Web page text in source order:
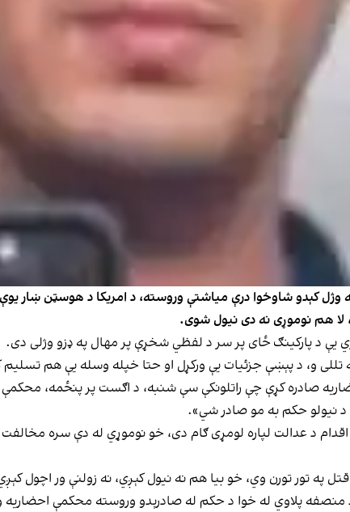
لا هم نوموړی نه دی نیول شوی.
یې د پارکینګ ځای پر سر د لفظي شخړې پر مهال په ډزو وژلی دی.
و، د پېښې جزئیات یې ورکړل او حتا خپله وسله یې هم
صادره کړې چې راتلونکې سې شنبه، د اګست پر پنځمه،
نیولو حکم به مو صادر شي».
د عدالت لپاره لومړی ګام دی، خو نوموړي له دې سره
په تور تورن وي، خو بیا هم نه نیول کېږي، نه زولنې ور اچول
منصفه پلاوي له خوا د حکم له صادرېدو وروسته محکمې